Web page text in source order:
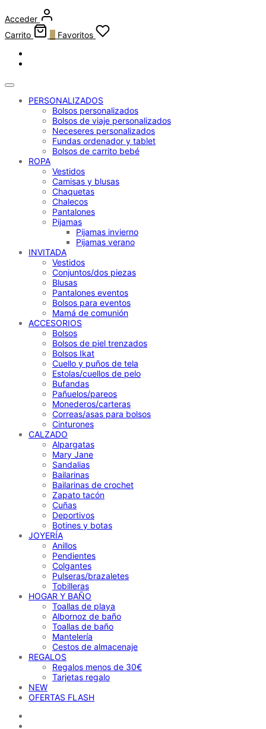
Acceder
Carrito
Favoritos
PERSONALIZADOS
Bolsos personalizados
Bolsos de viaje personalizados
Neceseres personalizados
Fundas ordenador y tablet
Bolsos de carrito bebé
ROPA
Vestidos
Camisas y blusas
Chaquetas
Chalecos
Pantalones
Pijamas
Pijamas invierno
Pijamas verano
INVITADA
Vestidos
Conjuntos/dos piezas
Blusas
Pantalones eventos
Bolsos para eventos
Mamá de comunión
ACCESORIOS
Bolsos
Bolsos de piel trenzados
Bolsos Ikat
Cuello y puños de tela
Estolas/cuellos de pelo
Bufandas
Pañuelos/pareos
Monederos/carteras
Correas/asas para bolsos
Cinturones
CALZADO
Alpargatas
Mary Jane
Sandalias
Bailarinas
Bailarinas de crochet
Zapato tacón
Cuñas
Deportivos
Botines y botas
JOYERÍA
Anillos
Pendientes
Colgantes
Pulseras/brazaletes
Tobilleras
HOGAR Y BAÑO
Toallas de playa
Albornoz de baño
Toallas de baño
Mantelería
Cestos de almacenaje
REGALOS
Regalos menos de 30€
Tarjetas regalo
NEW
OFERTAS FLASH